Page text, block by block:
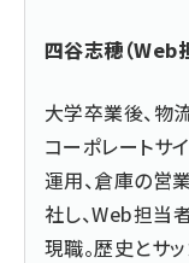
四谷志穂（
大学卒業後、物
コーポレートサ
運用、倉庫の営
社し、Web担当
現職。歴史とサ